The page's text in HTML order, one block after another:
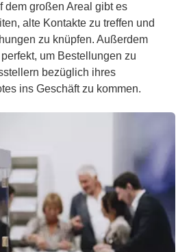
dem großen Areal gibt es
alte Kontakte zu treffen und
zu knüpfen. Außerdem
um Bestellungen zu
bezüglich ihres
ins Geschäft zu kommen.